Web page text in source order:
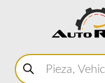
Buscar
productos